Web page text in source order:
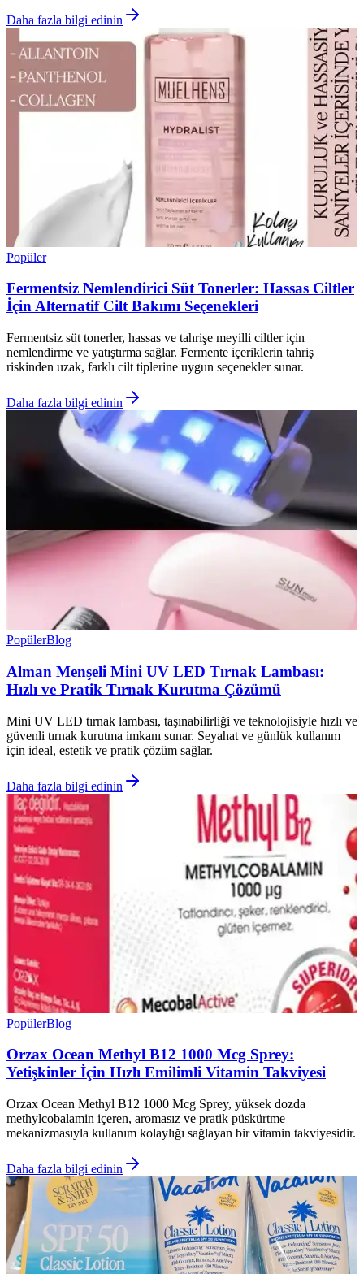
Daha fazla bilgi edinin
Popüler
Fermentsiz Nemlendirici Süt Tonerler: Hassas Ciltler
İçin Alternatif Cilt Bakımı Seçenekleri
Fermentsiz süt tonerler, hassas ve tahrişe meyilli ciltler için
nemlendirme ve yatıştırma sağlar. Fermente içeriklerin tahriş
riskinden uzak, farklı cilt tiplerine uygun seçenekler sunar.
Daha fazla bilgi edinin
PopülerBlog
Alman Menşeli Mini UV LED Tırnak Lambası:
Hızlı ve Pratik Tırnak Kurutma Çözümü
Mini UV LED tırnak lambası, taşınabilirliği ve teknolojisiyle hızlı ve
güvenli tırnak kurutma imkanı sunar. Seyahat ve günlük kullanım
için ideal, estetik ve pratik çözüm sağlar.
Daha fazla bilgi edinin
PopülerBlog
Orzax Ocean Methyl B12 1000 Mcg Sprey:
Yetişkinler İçin Hızlı Emilimli Vitamin Takviyesi
Orzax Ocean Methyl B12 1000 Mcg Sprey, yüksek dozda
methylcobalamin içeren, aromasız ve pratik püskürtme
mekanizmasıyla kullanım kolaylığı sağlayan bir vitamin takviyesidir.
Daha fazla bilgi edinin